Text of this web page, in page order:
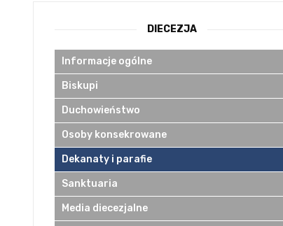
DIECEZJA
Informacje ogólne
Biskupi
Duchowieństwo
Osoby konsekrowane
Dekanaty i parafie
Sanktuaria
Media diecezjalne